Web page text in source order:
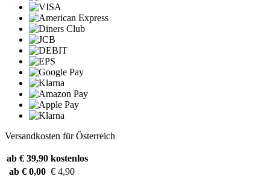
Versandkosten für Österreich
ab € 39,90 kostenlos
ab € 0,00 € 4,90